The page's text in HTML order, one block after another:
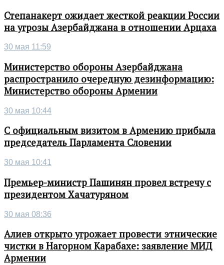
Степанакерт ожидает жесткой реакции России
на угрозы Азербайджана в отношении Арцаха
30 мая 11:59
Министерство обороны Азербайджана
распространило очередную дезинформацию:
Министерство обороны Армении
30 мая 10:44
С официальным визитом в Армению прибыла
председатель Парламента Словении
30 мая 10:41
Премьер-министр Пашинян провел встречу с
президентом Хачатуряном
30 мая 08:36
Алиев открыто угрожает провести этнические
чистки в Нагорном Карабахе: заявление МИД
Армении